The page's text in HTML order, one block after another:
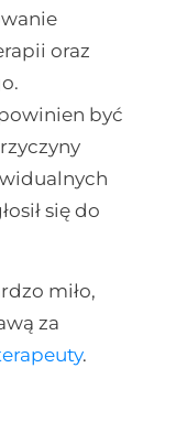
oraz
być
się do
miło,
za
.